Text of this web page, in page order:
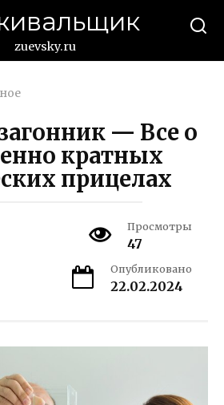
zuevsky.ru
— Все о
кратных
прицелах
Просмотры
47
Опубликовано
22.02.2024